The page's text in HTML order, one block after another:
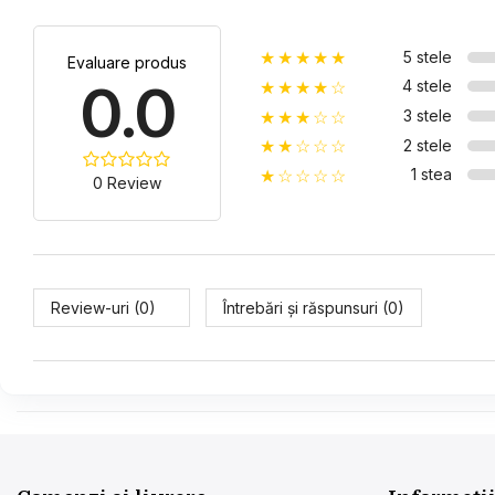
Evaluare produs
0.0
0 Review
★★★★★ 5 stele
★★★★☆
4 stele
★★★☆☆
3 stele
★★☆☆☆
2 stele
★☆☆☆☆
1 stea
Review-uri (0) Întrebări și răspunsuri (0)